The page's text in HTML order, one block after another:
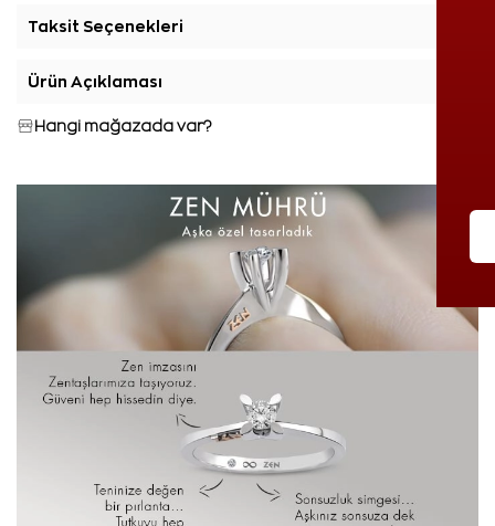
Taksit Seçenekleri
Ürün Açıklaması
Hangi mağazada var?